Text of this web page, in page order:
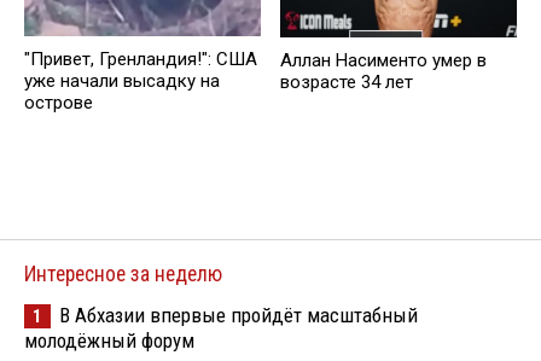
"Привет, Гренландия!": США
уже начали высадку на
острове
Аллан Насименто умер в
возрасте 34 лет
Интересное за неделю
1
В Абхазии впервые пройдёт масштабный
молодёжный форум